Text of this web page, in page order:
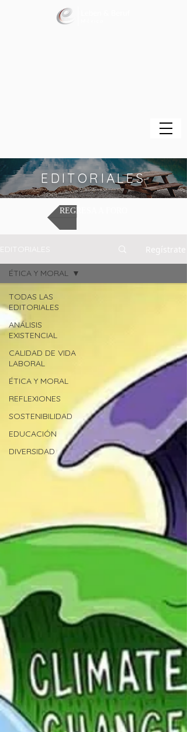
EDITORIALES
REGRESA A FORO
EDITORIALES Regístrate
TODAS LAS
EDITORIALES
ANÁLISIS
EXISTENCIAL
CALIDAD DE VIDA
LABORAL
ÉTICA Y MORAL
REFLEXIONES
SOSTENIBILIDAD
EDUCACIÓN
DIVERSIDAD
ÉTICA Y MORAL